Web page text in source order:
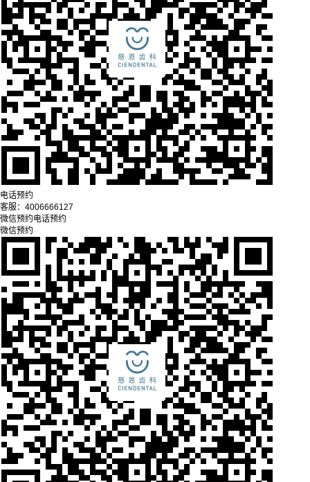
电话预约
客服： 4006666127
微信预约电话预约
微信预约